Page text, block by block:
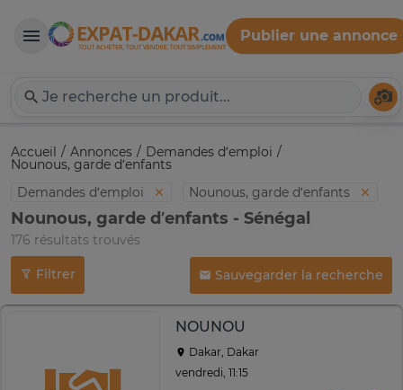
Expat-Dakar
Publier une annonce
Accueil Annonces Demandes d’emploi
Nounous, garde d’enfants
Demandes d’emploi
Nounous, garde d’enfants
Nounous, garde d’enfants - Sénégal
176 résultats trouvés
Filtrer Sauvegarder la recherche
NOUNOU
Dakar, Dakar
vendredi, 11:15